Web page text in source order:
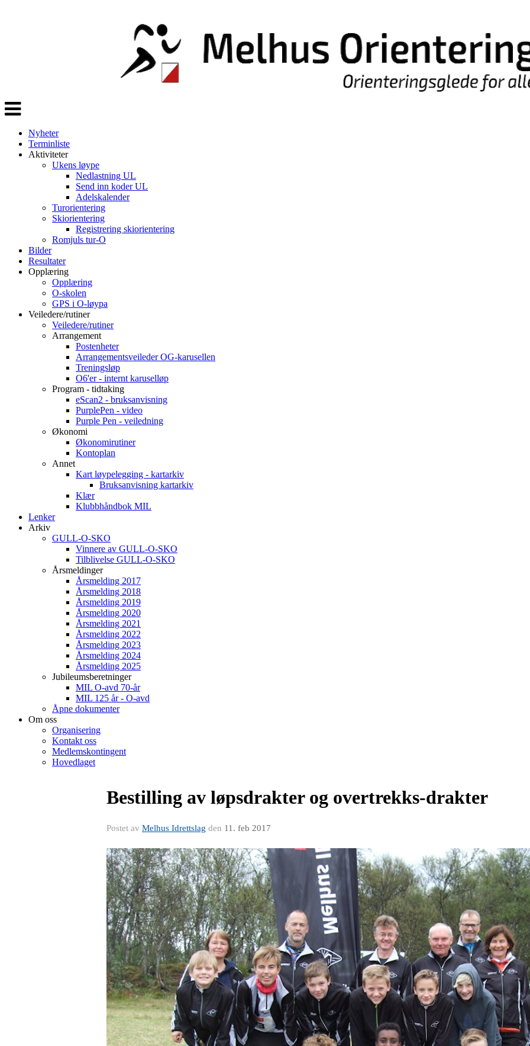
Veksle
navigasjon
Nyheter
Terminliste
Aktiviteter
Ukens løype
Nedlastning UL
Send inn koder UL
Adelskalender
Turorientering
Skiorientering
Registrering skiorientering
Romjuls tur-O
Bilder
Resultater
Opplæring
Opplæring
O-skolen
GPS i O-løypa
Veiledere/rutiner
Veiledere/rutiner
Arrangement
Postenheter
Arrangementsveileder OG-karusellen
Treningsløp
O6'er - internt karuselløp
Program - tidtaking
eScan2 - bruksanvisning
PurplePen - video
Purple Pen - veiledning
Økonomi
Økonomirutiner
Kontoplan
Annet
Kart løypelegging - kartarkiv
Bruksanvisning kartarkiv
Klær
Klubbhåndbok MIL
Lenker
Arkiv
GULL-O-SKO
Vinnere av GULL-O-SKO
Tilblivelse GULL-O-SKO
Årsmeldinger
Årsmelding 2017
Årsmelding 2018
Årsmelding 2019
Årsmelding 2020
Årsmelding 2021
Årsmelding 2022
Årsmelding 2023
Årsmelding 2024
Årsmelding 2025
Jubileumsberetninger
MIL O-avd 70-år
MIL 125 år - O-avd
Åpne dokumenter
Om oss
Organisering
Kontakt oss
Medlemskontingent
Hovedlaget
Bestilling av løpsdrakter og overtrekks-drakter
Postet av Melhus Idrettslag den 11. feb 2017